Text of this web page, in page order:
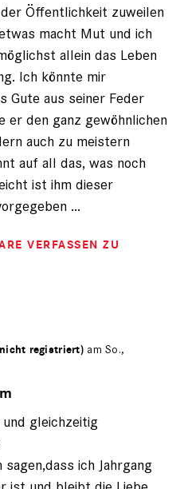
Öffentlichkeit zuweilen
macht Mut und ich
allein das Leben
Ich könnte mir
Gute aus seiner Feder
er den ganz gewöhnlichen
auch zu meistern
auf all das, was noch
ist ihm dieser
...
VERFASSEN ZU
registriert) am So.,
gleichzeitig
ich Jahrgang